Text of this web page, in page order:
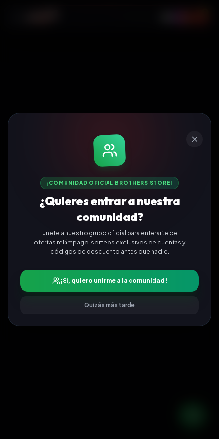
¡COMUNIDAD OFICIAL BROTHERS STORE!
¿Quieres entrar a nuestra
comunidad?
Únete a nuestro grupo oficial para enterarte de
ofertas relámpago, sorteos exclusivos de cuentas y
códigos de descuento antes que nadie.
¡Sí, quiero unirme a la comunidad!
Quizás más tarde